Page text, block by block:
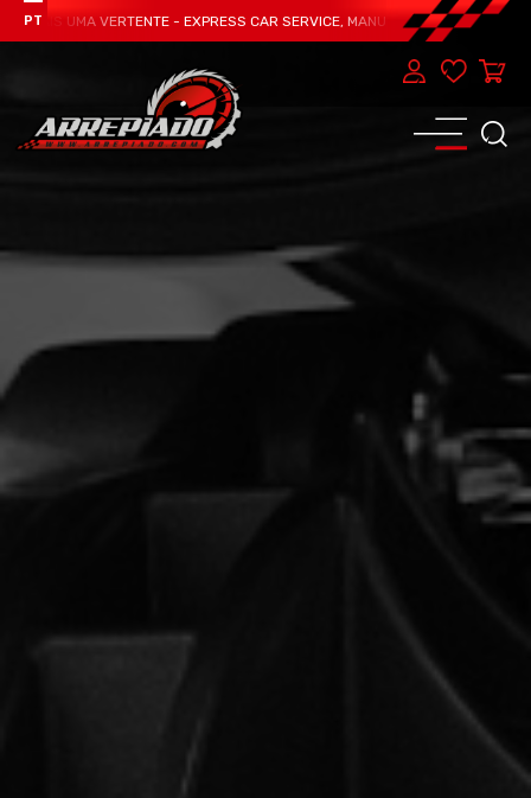
PTVERTENTE - EXPRESS CAR SERVICE, MANUTENÇÃO DO TEU CARRO -